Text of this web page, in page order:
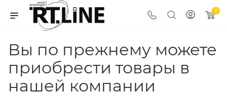
0
Вы по прежнему можете
приобрести товары в
нашей компании